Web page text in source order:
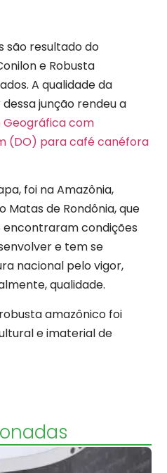
são resultado do
e Robusta
A qualidade da
junção rendeu a
Geográfica com
(DO) para café canéfora
foi na Amazônia,
de Rondônia, que
condições
e tem se
nacional pelo vigor,
qualidade.
amazônico foi
e imaterial de